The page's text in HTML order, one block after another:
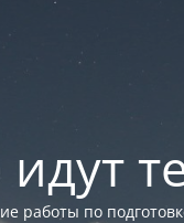
работы по